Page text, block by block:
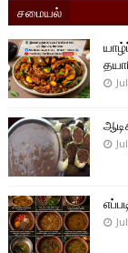
சமையல்